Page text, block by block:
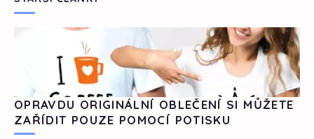
OPRAVDU ORIGINÁLNÍ OBLEČENÍ SI MŮŽETE
ZAŘÍDIT POUZE POMOCÍ POTISKU